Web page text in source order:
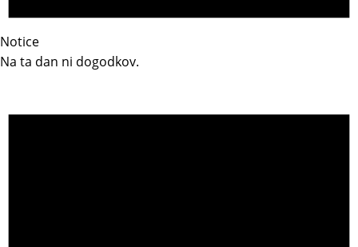
Notice
Na ta dan ni dogodkov.